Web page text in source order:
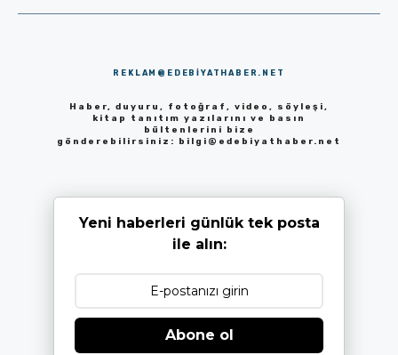
REKLAM@EDEBIYATHABER.NET
Haber, duyuru, fotoğraf, video, söyleşi,
kitap tanıtım yazılarını ve basın
bültenlerini bize
gönderebilirsiniz: bilgi@edebiyathaber.net
Yeni haberleri günlük tek posta
ile alın:
Abone ol